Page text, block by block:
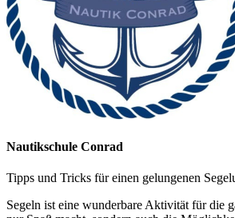
Nautikschule Conrad
Tipps und Tricks für einen gelungenen
Segeln ist eine wunderbare Aktivität für die